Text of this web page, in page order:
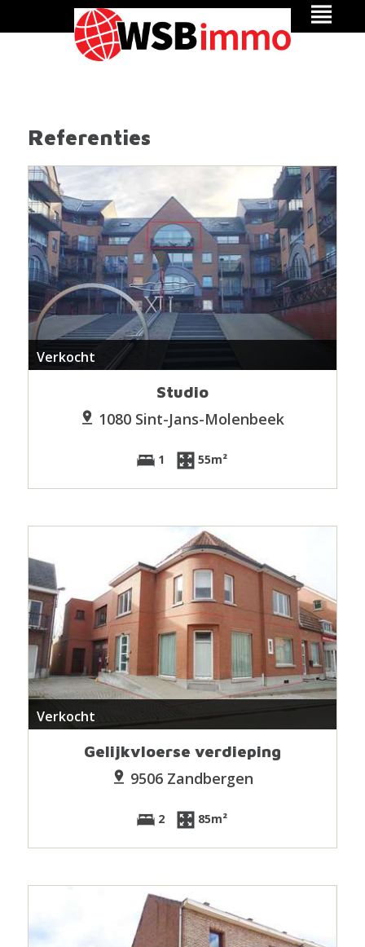
Referenties
Verkocht
Studio
1080 Sint-Jans-Molenbeek
1 55m²
Verkocht
Gelijkvloerse verdieping
9506 Zandbergen
2 85m²